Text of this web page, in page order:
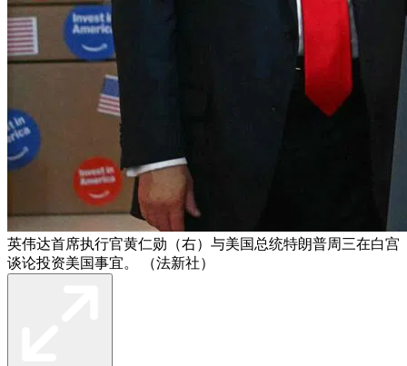
英伟达首席执行官黄仁勋（右）与美国总统特朗普周三在白宫
谈论投资美国事宜。 （法新社）